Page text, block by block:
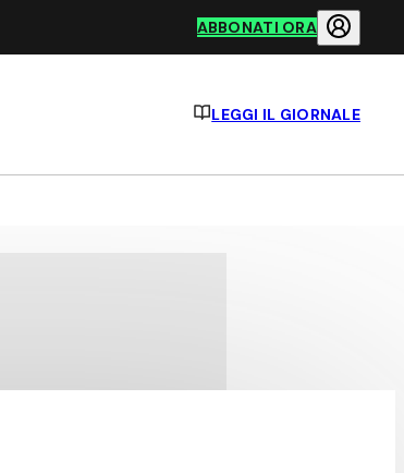
ABBONATI ORA
LEGGI IL GIORNALE